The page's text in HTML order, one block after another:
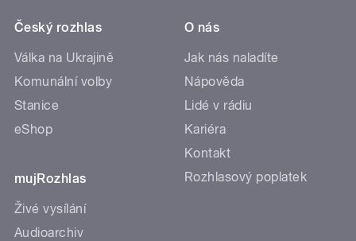
Český rozhlas
Válka na Ukrajině
Komunální volby
Stanice
eShop
mujRozhlas
Živé vysílání
Audioarchiv
O nás
Jak nás naladíte
Nápověda
Lidé v rádiu
Kariéra
Kontakt
Rozhlasový poplatek